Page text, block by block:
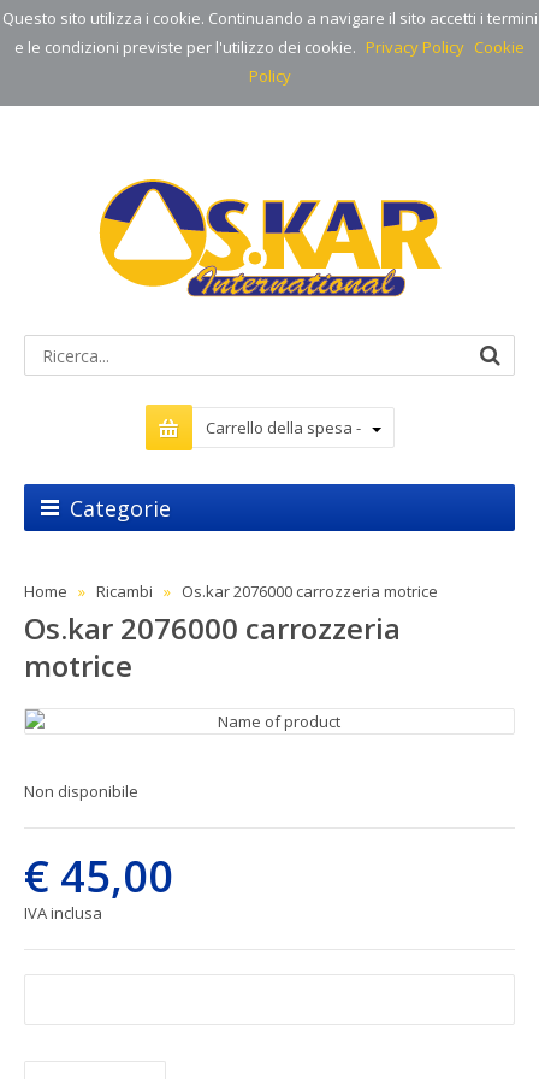
Questo sito utilizza i cookie. Continuando a navigare il sito accetti i termini
e le condizioni previste per l'utilizzo dei cookie. Privacy Policy Cookie
Policy
Carrello della spesa -
Categorie
Home Ricambi Os.kar 2076000 carrozzeria motrice
Os.kar 2076000 carrozzeria
motrice
Non disponibile
€ 45,00
IVA inclusa